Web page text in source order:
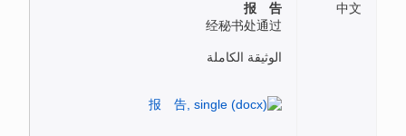
中文
报 告
经秘书处通过
الوثيقة الكاملة